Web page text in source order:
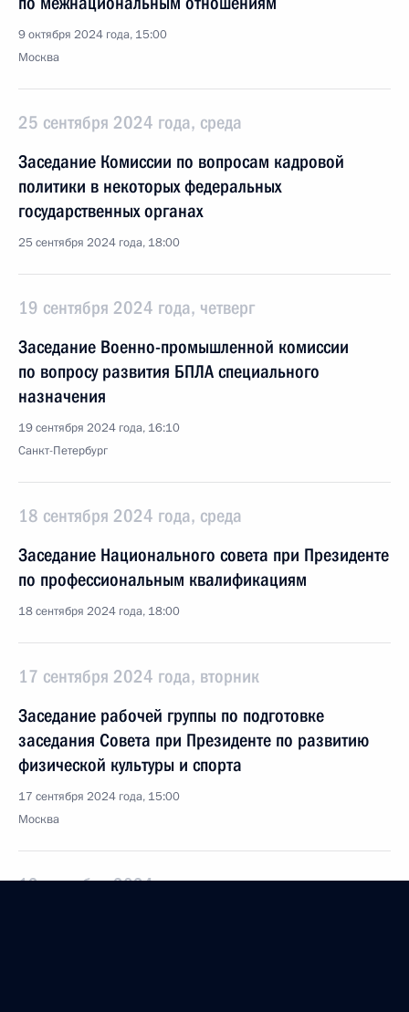
9 октября 2024 года, 15:00
Москва
25 сентября 2024 года, среда
Заседание Комиссии по вопросам кадровой
политики в некоторых федеральных
государственных органах
25 сентября 2024 года, 18:00
19 сентября 2024 года, четверг
Заседание Военно-промышленной комиссии
по вопросу развития БПЛА специального
назначения
19 сентября 2024 года, 16:10
Санкт-Петербург
18 сентября 2024 года, среда
Заседание Национального совета при Президенте
по профессиональным квалификациям
18 сентября 2024 года, 18:00
17 сентября 2024 года, вторник
Заседание рабочей группы по подготовке
заседания Совета при Президенте по развитию
физической культуры и спорта
17 сентября 2024 года, 15:00
Москва
12 сентября 2024 года, четверг